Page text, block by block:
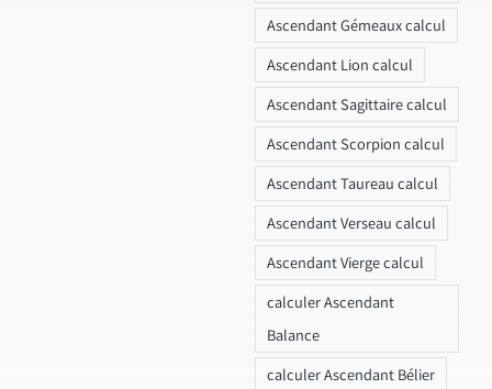
Ascendant Gémeaux calcul
Ascendant Lion calcul
Ascendant Sagittaire calcul
Ascendant Scorpion calcul
Ascendant Taureau calcul
Ascendant Verseau calcul
Ascendant Vierge calcul
calculer Ascendant
Balance
calculer Ascendant Bélier